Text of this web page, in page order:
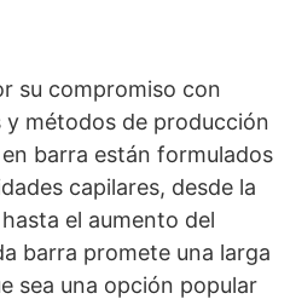
su compromiso con
métodos de producción
barra están formulados
capilares, desde la
el aumento del
barra promete una larga
sea una opción popular